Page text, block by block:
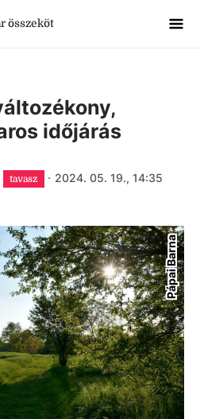
összeköt
időjárás
tavasz · 2024. 05. 19., 14:35
Pápai Barna